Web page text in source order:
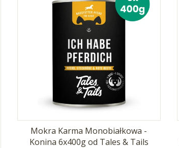
Mokra Karma Monobiałkowa -
Konina 6x400g od Tales & Tails